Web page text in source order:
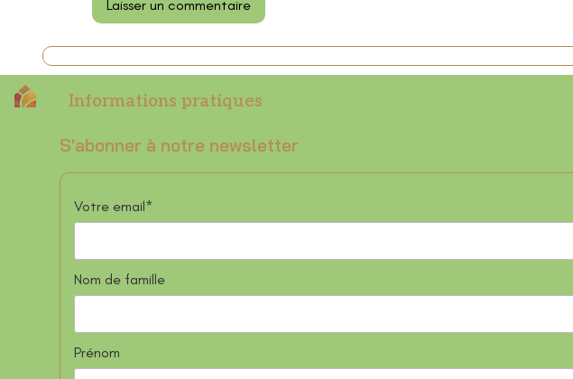
Informations pratiques
S'abonner à notre newsletter
Votre email*
Nom de famille
Prénom